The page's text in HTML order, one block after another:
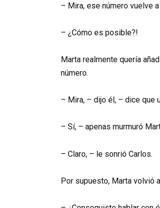
– Mira, ese número vuelve
– ¿Cómo es posible?!
Marta realmente quería
número.
– Mira, – dijo él, – dice que
– Sí, – apenas murmuró
– Claro, – le sonrió Carlos.
Por supuesto, Marta volvió